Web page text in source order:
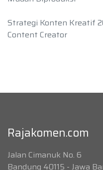
Strategi Konten Kreatif
Content Creator
Rajakomen.com
Jalan Cimanuk No. 6
Bandung 40115 - Jawa